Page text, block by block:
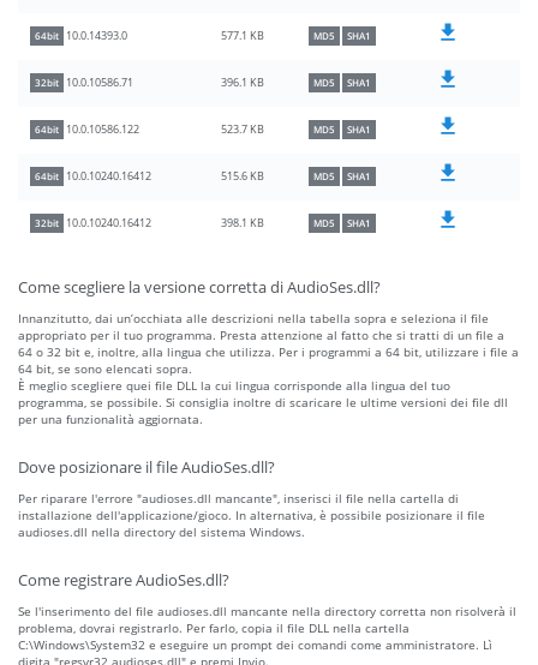
64bit 10.0.14393.0 577.1 KB MD5 SHA1
32bit 10.0.10586.71 396.1 KB MD5 SHA1
64bit 10.0.10586.122 523.7 KB MD5 SHA1
64bit 10.0.10240.16412 515.6 KB MD5 SHA1
32bit 10.0.10240.16412 398.1 KB MD5 SHA1
Come scegliere la versione corretta di AudioSes.dll?
Innanzitutto, dai un’occhiata alle descrizioni nella tabella sopra e seleziona il file
appropriato per il tuo programma. Presta attenzione al fatto che si tratti di un file a
64 o 32 bit e, inoltre, alla lingua che utilizza. Per i programmi a 64 bit, utilizzare i file a
64 bit, se sono elencati sopra.
È meglio scegliere quei file DLL la cui lingua corrisponde alla lingua del tuo
programma, se possibile. Si consiglia inoltre di scaricare le ultime versioni dei file dll
per una funzionalità aggiornata.
Dove posizionare il file AudioSes.dll?
Per riparare l'errore "audioses.dll mancante", inserisci il file nella cartella di
installazione dell'applicazione/gioco. In alternativa, è possibile posizionare il file
audioses.dll nella directory del sistema Windows.
Come registrare AudioSes.dll?
Se l'inserimento del file audioses.dll mancante nella directory corretta non risolverà il
problema, dovrai registrarlo. Per farlo, copia il file DLL nella cartella
C:\Windows\System32 e eseguire un prompt dei comandi come amministratore. Lì
digita "regsvr32 audioses.dll" e premi Invio.